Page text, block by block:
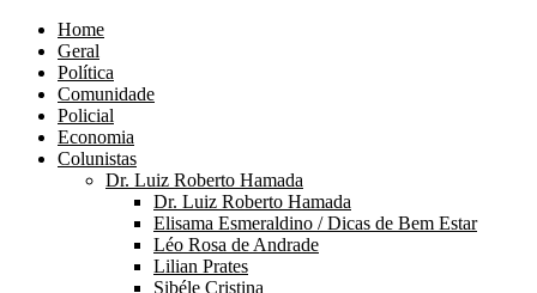
Home
Geral
Política
Comunidade
Policial
Economia
Colunistas
Dr. Luiz Roberto Hamada
Dr. Luiz Roberto Hamada
Elisama Esmeraldino / Dicas de Bem Estar
Léo Rosa de Andrade
Lilian Prates
Sibéle Cristina